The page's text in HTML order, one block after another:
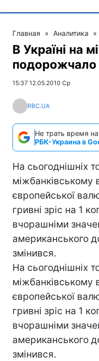
Главная » Аналитика »
В Україні на
подорожчало
15:37 12.05.2010 Ср
RBC.UA
Не трать время
РБК-Украина в
На сьогоднішніх
міжбанківському
європейської
гривні зріс на 1
вчорашніми
американського
змінився.
На сьогоднішніх
міжбанківському
європейської
гривні зріс на 1
вчорашніми
американського
змінився.